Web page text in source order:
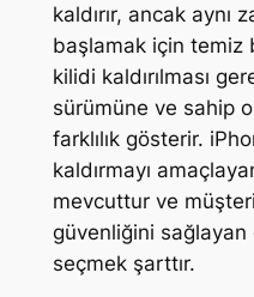
kaldırır, ancak aynı
başlamak için temiz
kilidi kaldırılması
sürümüne ve sahip
farklılık gösterir.
kaldırmayı
mevcuttur ve
güvenliğini sağlayan
seçmek şarttır.